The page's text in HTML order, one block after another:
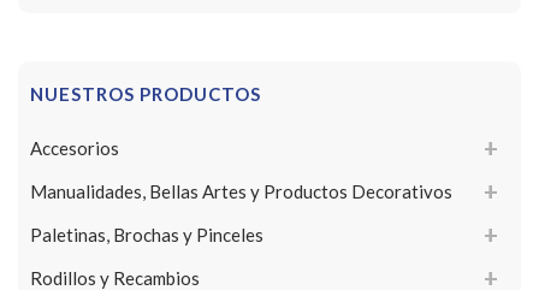
NUESTROS PRODUCTOS
Accesorios
Manualidades, Bellas Artes y Productos Decorativos
Paletinas, Brochas y Pinceles
Rodillos y Recambios